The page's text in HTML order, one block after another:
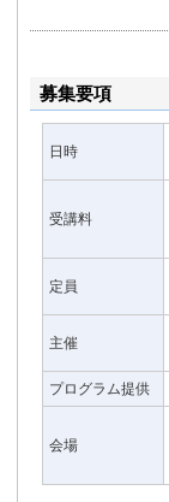
募集要項
日時
受講料
定員
主催
プログラム提供
会場